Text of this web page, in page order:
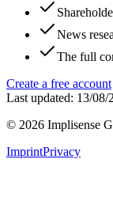
News
The full
Create a free account
Last updated: 13/08/
© 2026 Implisense
ImprintPrivacy